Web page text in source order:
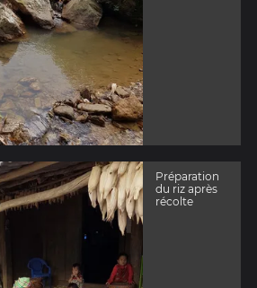
Préparation
du riz après
récolte